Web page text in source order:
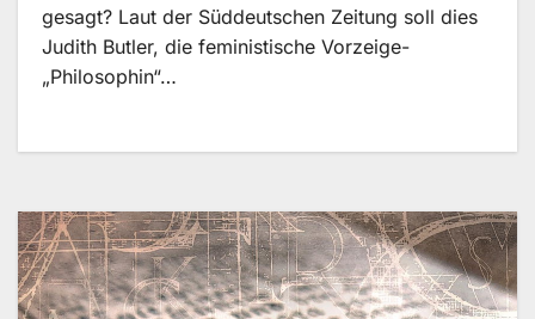
gesagt? Laut der Süddeutschen Zeitung soll dies
Judith Butler, die feministische Vorzeige-
„Philosophin“…